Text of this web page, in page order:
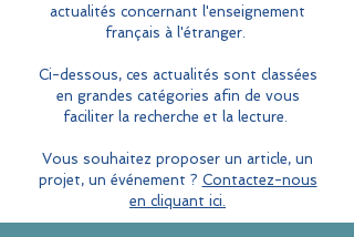
actualités concernant l'enseignement
français à l'étranger.
Ci-dessous, ces actualités sont classées
en grandes catégories afin de vous
faciliter la recherche et la lecture.
Vous souhaitez proposer un article, un
projet, un événement ? Contactez-nous
en cliquant ici.